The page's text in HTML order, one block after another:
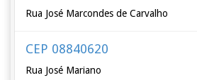
Rua José Marcondes de Carvalho
CEP 08840620
Rua José Mariano